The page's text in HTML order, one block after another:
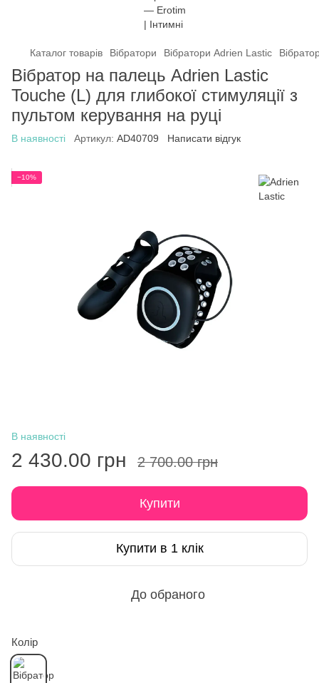
Каталог товарів Вібратори Вібратори Adrien Lastic
Вібратор на палець Adrien Lastic
Touche (L) для глибокої стимуляції з
пультом керування на руці
В наявності Артикул: AD40709 Написати відгук
−10%
В наявності
2 430.00 грн 2 700.00 грн
Купити
Купити в 1 клік
До обраного
Колір